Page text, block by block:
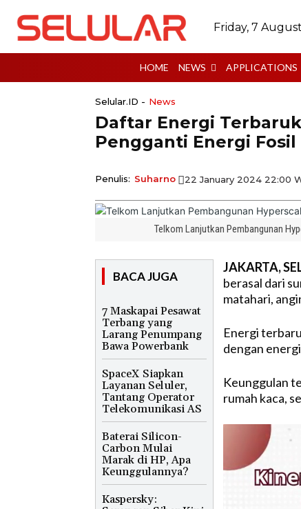
Friday, 7
HOME NEWS APPLICATIONS
Selular.ID - News
Daftar Energi
Pengganti Energi Fosil
Penulis: Suharno 22 January 2024 22:00
Telkom Lanjutkan Pembangunan
BACA JUGA
7 Maskapai Pesawat
Terbang yang
Larang Penumpang
Bawa Powerbank
SpaceX Siapkan
Layanan Seluler,
Tantang Operator
Telekomunikasi AS
Baterai Silicon-
Carbon Mulai
Marak di HP, Apa
Keunggulannya?
Kaspersky:
JAKARTA,
berasal dari
matahari,
Energi
dengan
Keunggulan
rumah kaca,